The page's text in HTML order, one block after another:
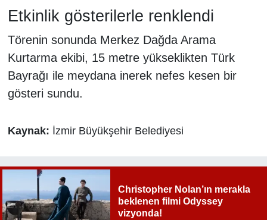
Etkinlik gösterilerle renklendi
Törenin sonunda Merkez Dağda Arama
Kurtarma ekibi, 15 metre yükseklikten Türk
Bayrağı ile meydana inerek nefes kesen bir
gösteri sundu.
Kaynak: İzmir Büyükşehir Belediyesi
Christopher Nolan’ın merakla
beklenen filmi Odyssey
vizyonda!